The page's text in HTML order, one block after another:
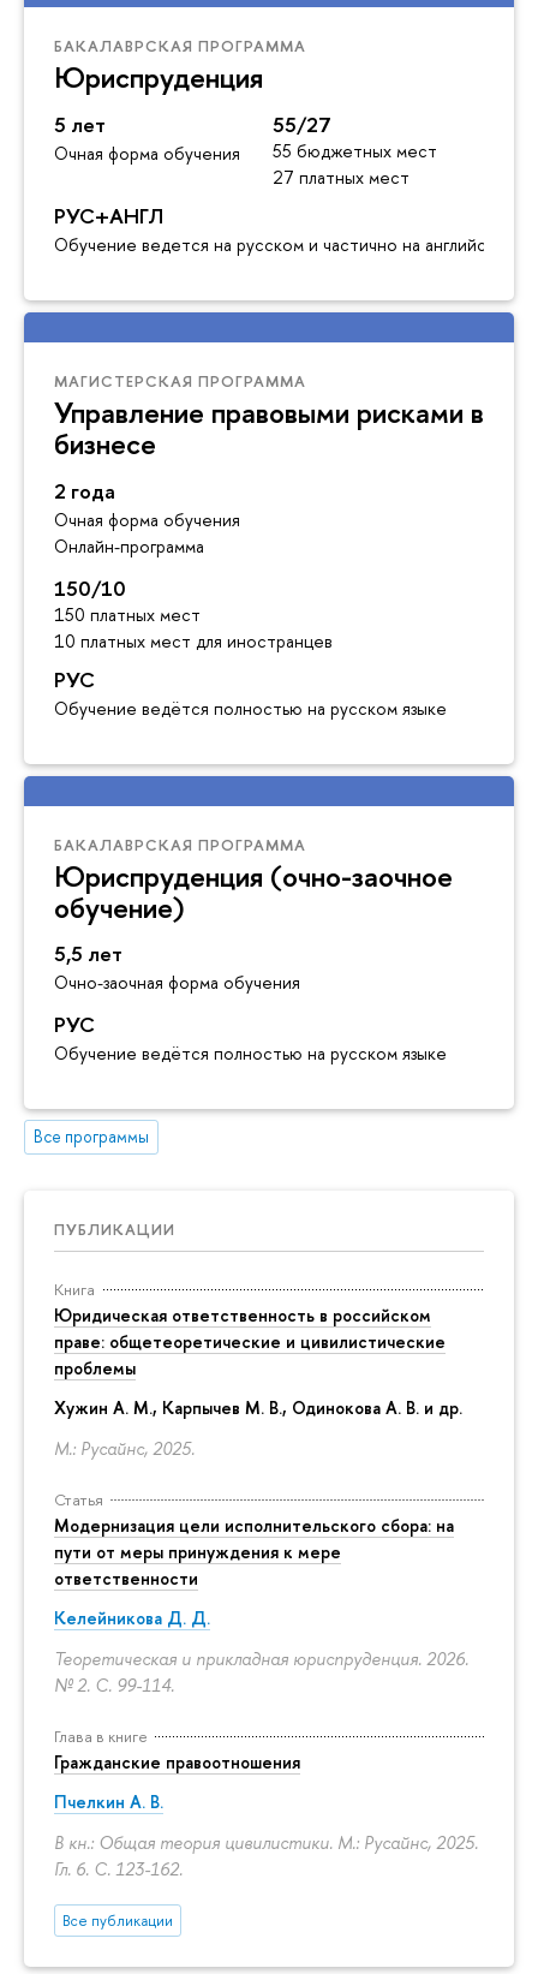
БАКАЛАВРСКАЯ ПРОГРАММА
Юриспруденция
5 лет
Очная форма обучения
55/27
55 бюджетных мест
27 платных мест
РУС+АНГЛ
Обучение ведется на русском и частично на английском
МАГИСТЕРСКАЯ ПРОГРАММА
Управление правовыми рисками в
бизнесе
2 года
Очная форма обучения
Онлайн-программа
150/10
150 платных мест
10 платных мест для иностранцев
РУС
Обучение ведётся полностью на русском языке
БАКАЛАВРСКАЯ ПРОГРАММА
Юриспруденция (очно-заочное
обучение)
5,5 лет
Очно-заочная форма обучения
РУС
Обучение ведётся полностью на русском языке
Все программы
ПУБЛИКАЦИИ
Книга
Юридическая ответственность в российском
праве: общетеоретические и цивилистические
проблемы
Хужин А. М., Карпычев М. В., Одинокова А. В. и др.
М.: Русайнс, 2025.
Статья
Модернизация цели исполнительского сбора: на
пути от меры принуждения к мере
ответственности
Келейникова Д. Д.
Теоретическая и прикладная юриспруденция. 2026.
№ 2. С. 99-114.
Глава в книге
Гражданские правоотношения
Пчелкин А. В.
В кн.: Общая теория цивилистики. М.: Русайнс, 2025.
Гл. 6. С. 123-162.
Все публикации